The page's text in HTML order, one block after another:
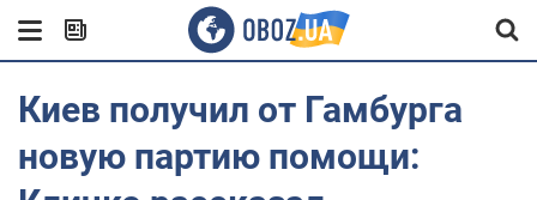
Киев получил от Гамбурга
новую партию помощи: